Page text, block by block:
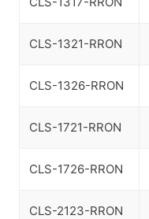
CLS-1321-RRON
CLS-1326-RRON
CLS-1721-RRON
CLS-1726-RRON
CLS-2123-RRON